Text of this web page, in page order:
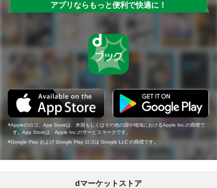
アプリならもっと便利で快適に！
Appleのロゴ、App Storeは、米国もしくはその他の国や地域におけるApple Inc.の商標で
す。App Storeは、Apple Inc.のサービスマークです。
Google Play および Google Play ロゴは Google LLC の商標です。
dマーケットストア